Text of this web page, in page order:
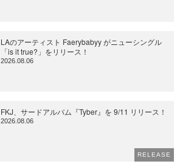
LAのアーティスト Faerybabyy がニューシングル
「is it true?」をリリース！
2026.08.06
FKJ、サードアルバム『Tyber』を 9/11 リリース！
2026.08.06
RELEASE